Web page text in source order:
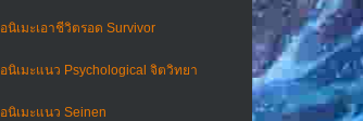
อนิเมะเอาชีวิตรอด Survivor
อนิเมะแนว Psychological จิตวิทยา
อนิเมะแนว Seinen